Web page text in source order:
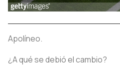
Apolíneo.
¿A qué se debió el cambio?